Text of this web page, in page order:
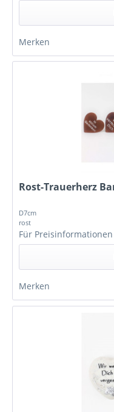
Merken
Rost-Trauerherz
D7cm
rost
Für
Merken